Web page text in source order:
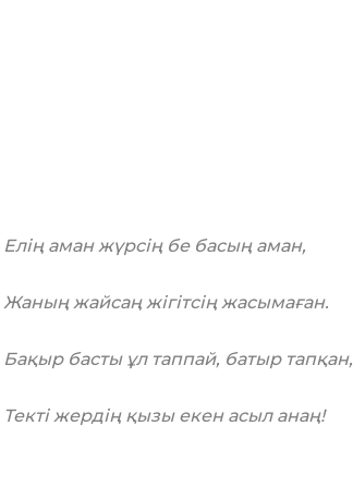
Елің аман жүрсің бе басың аман,
Жаның жайсаң жігітсің жасымаған.
Бақыр басты ұл таппай, батыр тапқан,
Текті жердің қызы екен асыл анаң!